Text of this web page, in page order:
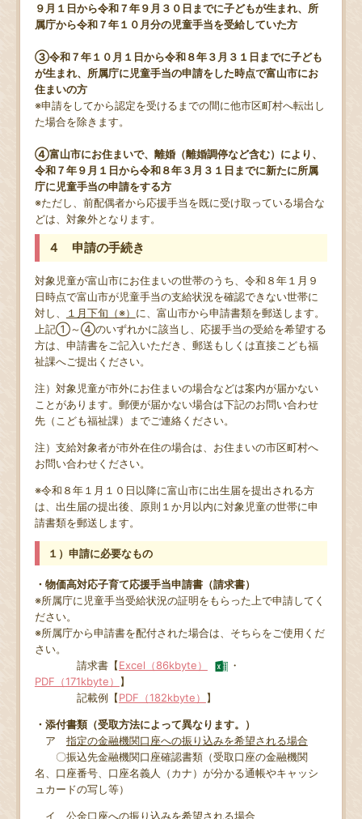
９月１日から令和７年９月３０日までに子どもが生まれ、所
属庁から令和７年１０月分の児童手当を受給していた方
③令和７年１０月１日から令和８年３月３１日までに子ども
が生まれ、所属庁に児童手当の申請をした時点で富山市にお
住まいの方
※申請をしてから認定を受けるまでの間に他市区町村へ転出し
た場合を除きます。
④富山市にお住まいで、離婚（離婚調停など含む）により、
令和７年９月１日から令和８年３月３１日までに新たに所属
庁に児童手当の申請をする方
※ただし、前配偶者から応援手当を既に受け取っている場合な
どは、対象外となります。
４ 申請の手続き
対象児童が富山市にお住まいの世帯のうち、令和８年１月９
日時点で富山市が児童手当の支給状況を確認できない世帯に
対し、
１月下旬（※） に、富山市から申請書類を郵送します。
上記①～④のいずれかに該当し、応援手当の受給を希望する
方は、申請書をご記入いただき、郵送もしくは直接こども福
祉課へご提出ください。
注）対象児童が市外にお住まいの場合などは案内が届かない
ことがあります。郵便が届かない場合は下記のお問い合わせ
先（こども福祉課）までご連絡ください。
注）支給対象者が市外在住の場合は、お住まいの市区町村へ
お問い合わせください。
※令和８年１月１０日以降に富山市に出生届を提出される方
は、出生届の提出後、原則１か月以内に対象児童の世帯に申
請書類を郵送します。
１）申請に必要なもの
・物価高対応子育て応援手当申請書（請求書）
※所属庁に児童手当受給状況の証明をもらった上で申請してく
ださい。
※所属庁から申請書を配付された場合は、そちらをご使用くだ
さい。
請求書【Excel（86kbyte）
・
PDF（171kbyte） 】
記載例【PDF（182kbyte） 】
・添付書類（受取方法によって異なります。）
ア 指定の金融機関口座への振り込みを希望される場合
〇振込先金融機関口座確認書類（受取口座の金融機関
名、口座番号、口座名義人（カナ）が分かる通帳やキャッシ
ュカードの写し等）
イ 公金口座への振り込みを希望される場合